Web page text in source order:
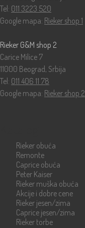
Tel: 011 3223 520
Google mapa: Rieker shop 1
Rieker G&M shop 2
Carice Milice 7
11000 Beograd, Srbija
Tel: 011 406 11 78
Google mapa: Rieker shop 2
Rieker obuća
Remonte
Caprice obuća
Peter Kaiser
Rieker muška obuća
Akcije i dobre cene
Rieker jesen/zima
Caprice jesen/zima
Rieker torbe